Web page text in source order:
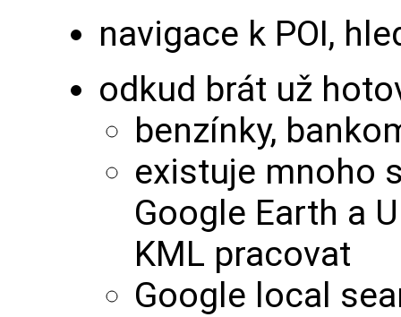
navigace k POI,
odkud brát už
benzínky,
existuje mnoho
Google Earth a
KML pracovat
Google local